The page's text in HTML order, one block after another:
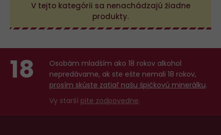
V tejto kategórii sa nenachádzajú žiadne
produkty.
18
Osobám mladším ako 18 rokov alkohol
nepredávame, ak ste ešte nemali 18 rokov,
prosím skúste zatiaľ našu špičkovú minerálku.
Vy starší pite zodpovedne.